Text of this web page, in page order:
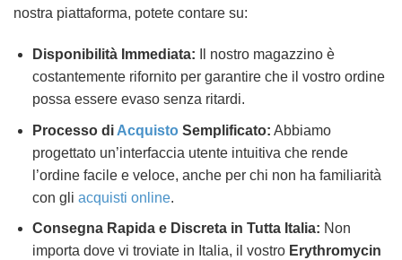
nostra piattaforma, potete contare su:
Disponibilità Immediata: Il nostro magazzino è
costantemente rifornito per garantire che il vostro ordine
possa essere evaso senza ritardi.
Processo di AcquistoSemplificato: Abbiamo
progettato un’interfaccia utente intuitiva che rende
l’ordine facile e veloce, anche per chi non ha familiarità
con gli acquisti online.
Consegna Rapida e Discreta in Tutta Italia: Non
importa dove vi troviate in Italia, il vostro Erythromycin